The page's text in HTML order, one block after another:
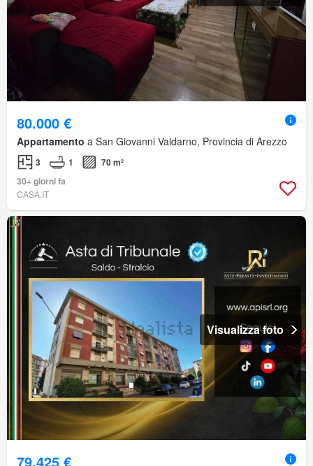
80.000 €
Appartamento a San Giovanni Valdarno, Provincia di Arezzo
3 1
70 m²
30+ giorni fa
CASA.IT
Visualizza foto
79.425 €